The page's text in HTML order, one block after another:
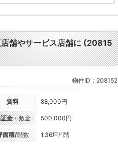
舗やサービス店舗に (20815
物件ID：208152
賃料 88,000円
金・敷金 500,000円
面積/階数 1.36坪/1階